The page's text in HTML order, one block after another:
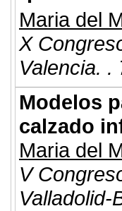
Maria del
X
Valencia. .
Modelos
calzado
Maria del
V
Valladolid-